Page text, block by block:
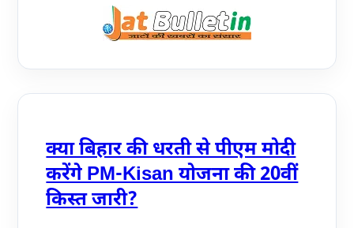
क्या बिहार की धरती से पीएम मोदी
करेंगे PM-Kisan योजना की 20वीं
किस्त जारी?